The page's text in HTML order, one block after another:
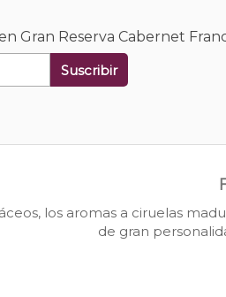
Gran Reserva Cabernet
Suscribir
los aromas a ciruelas
de gran